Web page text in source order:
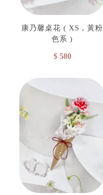
康乃馨桌花 ( XS，黃粉
色系 )
$ 580